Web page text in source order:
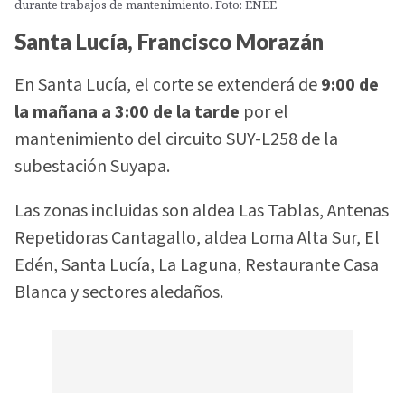
durante trabajos de mantenimiento. Foto: ENEE
Santa Lucía, Francisco Morazán
En Santa Lucía, el corte se extenderá de9:00 de
la mañana a 3:00 de la tarde por el
mantenimiento del circuito SUY-L258 de la
subestación Suyapa.
Las zonas incluidas son aldea Las Tablas, Antenas
Repetidoras Cantagallo, aldea Loma Alta Sur, El
Edén, Santa Lucía, La Laguna, Restaurante Casa
Blanca y sectores aledaños.